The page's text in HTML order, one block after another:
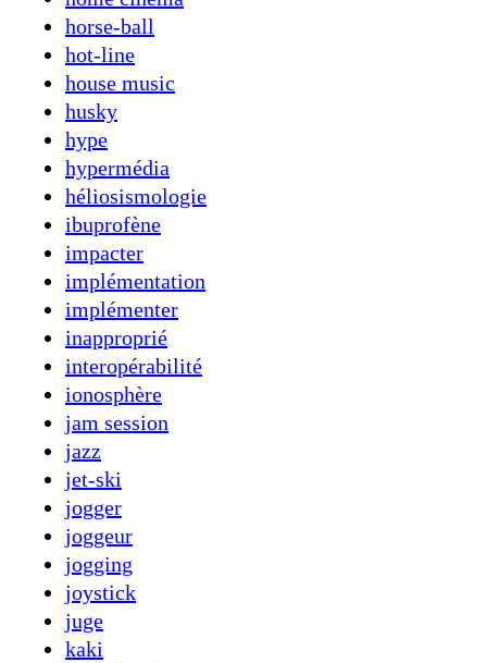
horse-ball
hot-line
house music
husky
hype
hypermédia
héliosismologie
ibuprofène
impacter
implémentation
implémenter
inapproprié
interopérabilité
ionosphère
jam session
jazz
jet-ski
jogger
joggeur
jogging
joystick
juge
kaki